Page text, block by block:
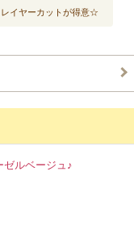
レイヤーカットが得意☆
ゼルベージュ♪